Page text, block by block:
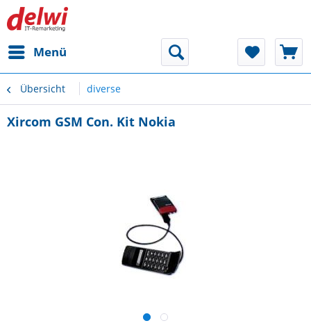
Menü
Übersicht diverse
Xircom GSM Con. Kit Nokia